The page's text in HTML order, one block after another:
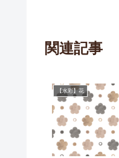
関連記事
【水彩】花